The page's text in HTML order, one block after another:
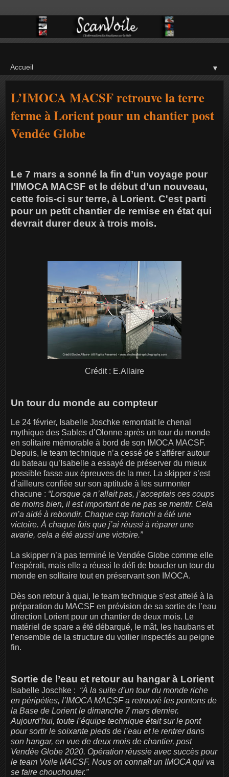
▼
L’IMOCA MACSF retrouve la terre
ferme à Lorient pour un chantier post
Vendée Globe
Le 7 mars a sonné la fin d’un voyage pour
l’IMOCA MACSF et le début d’un nouveau,
cette fois-ci sur terre, à Lorient. C'est parti
pour un petit chantier de remise en état qui
devrait durer deux à trois mois.
Crédit : E.Allaire
Un tour du monde au compteur
Le 24 février, Isabelle Joschke remontait le chenal
mythique des Sables d’Olonne après un tour du monde
en solitaire mémorable à bord de son IMOCA MACSF.
Depuis, le team technique n’a cessé de s’afférer autour
du bateau qu’Isabelle a essayé de préserver du mieux
possible fasse aux épreuves de la mer. La skipper s’est
d’ailleurs confiée sur son aptitude à les surmonter
chacune : “Lorsque ça n’allait pas, j’acceptais ces coups
de moins bien, il est important de ne pas se mentir. Cela
m’a aidé à rebondir. Chaque cap franchi a été une
victoire. À chaque fois que j’ai réussi à réparer une
avarie, cela a été aussi une victoire.”
La skipper n’a pas terminé le Vendée Globe comme elle
l’espérait, mais elle a réussi le défi de boucler un tour du
monde en solitaire tout en préservant son IMOCA.
Dès son retour à quai, le team technique s’est attelé à la
préparation du MACSF en prévision de sa sortie de l’eau
direction Lorient pour un chantier de deux mois. Le
matériel de spare a été débarqué, le mât, les haubans et
l’ensemble de la structure du voilier inspectés au peigne
fin.
Sortie de l’eau et retour au hangar à Lorient
Isabelle Joschke : “À la suite d’un tour du monde riche
en péripéties, l’IMOCA MACSF a retrouvé les pontons de
la Base de Lorient le dimanche 7 mars dernier.
Aujourd’hui, toute l’équipe technique était sur le pont
pour sortir le soixante pieds de l’eau et le rentrer dans
son hangar, en vue de deux mois de chantier, post
Vendée Globe 2020. Opération réussie avec succès pour
le team Voile MACSF. Nous on connaît un IMOCA qui va
se faire chouchouter.”